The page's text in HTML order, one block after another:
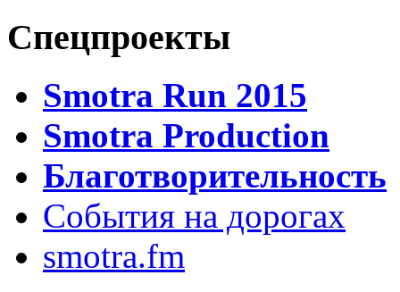
Спецпроекты
Smotra Run 2015
Smotra Production
Благотворительность
События на дорогах
smotra.fm